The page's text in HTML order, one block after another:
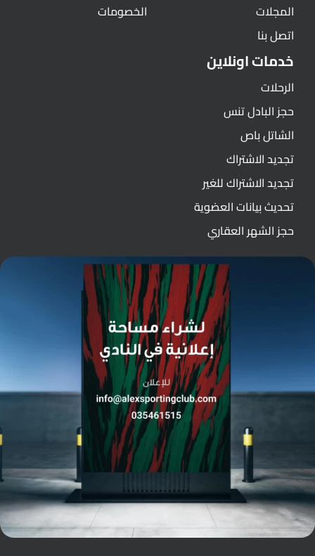
المجلات
اتصل بنا
الخصومات
خدمات اونلاين
الرحلات
حجز البادل تنس
الشاتل باص
تجديد الاشتراك
تجديد الاشتراك للغير
تحديث بيانات العضوية
حجز الشهر العقاري